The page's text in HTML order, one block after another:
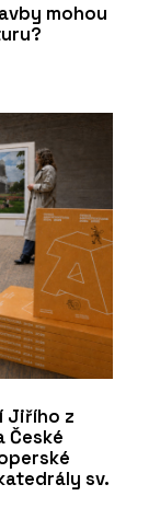
mohou
Jiřího z
České
sv.